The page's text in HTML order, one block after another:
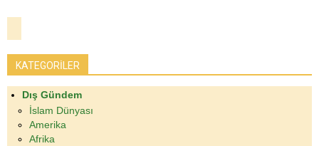
KATEGORİLER
Dış Gündem
İslam Dünyası
Amerika
Afrika